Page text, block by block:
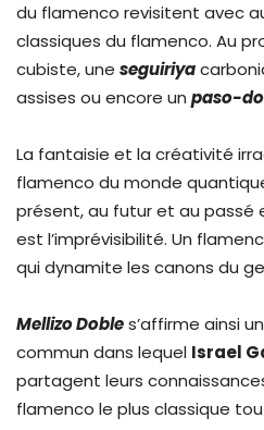
du flamenco revisitent avec
classiques du flamenco. Au
cubiste, une seguiriya
assises ou encore un paso-
La fantaisie et la créativité
flamenco du monde
présent, au futur et au
est l’imprévisibilité. Un
qui dynamite les canons du
Mellizo Dobles’affirme ainsi
commun dans lequel Israel
partagent leurs
flamenco le plus classique